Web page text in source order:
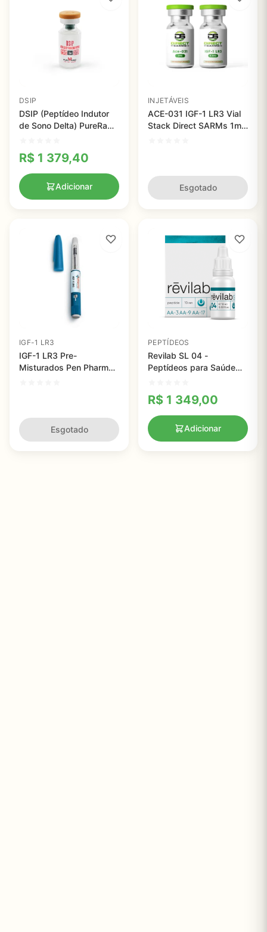
DSIP
DSIP (Peptídeo Indutor
de Sono Delta) PureRawz
Sono Profundo
R$ 1 379,40
Adicionar
INJETÁVEIS
ACE-031 IGF-1 LR3 Vial
Stack Direct SARMs 1mg
Esgotado
IGF-1 LR3
IGF-1 LR3 Pre-
Misturados Pen Pharma
Esgotado
PEPTÍDEOS
Revilab SL 04 -
Peptídeos para Saúde
R$ 1 349,00
Adicionar